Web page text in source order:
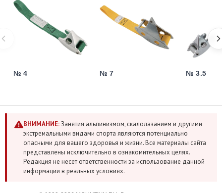
№ 4 № 7 № 3.5
ВНИМАНИЕ:Занятия альпинизмом, скалолазанием и другими
экстремальными видами спорта являются потенциально
опасными для вашего здоровья и жизни. Все материалы сайта
представлены исключительно в ознакомительных целях.
Редакция не несет ответственности за использование данной
информации в реальных условиях.